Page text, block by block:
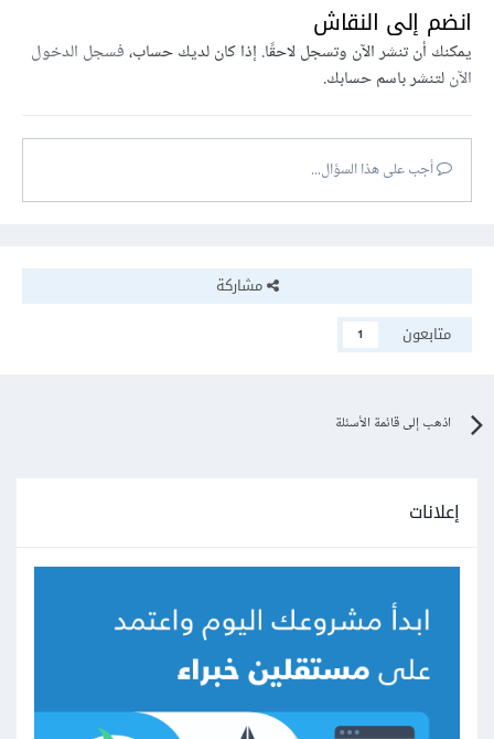
انضم إلى النقاش
يمكنك أن تنشر الآن وتسجل لاحقًا. إذا كان لديك حساب،فسجل الدخول
الآنلتنشر باسم حسابك.
أجب على هذا السؤال...
مشاركة
متابعون
1
اذهب إلى قائمة الأسئلة
إعلانات